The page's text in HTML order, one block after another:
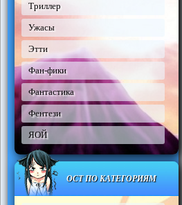
Триллер
Ужасы
Этти
Фан-фики
Фантастика
Фентези
ЯОЙ
ОСТ ПО КАТЕГОРИЯМ